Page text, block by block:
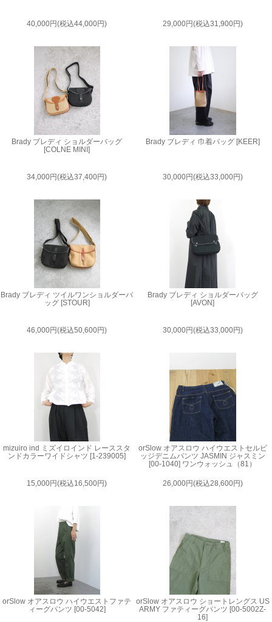
40,000円(税込44,000円) 29,000円(税込31,900円)
Brady ブレディ ショルダーバッグ
[COLNE MINI]
34,000円(税込37,400円)
Brady ブレディ 巾着バッグ [KEER]
30,000円(税込33,000円)
Brady ブレディ ツイルワンショルダーバ
ッグ [STOUR]
46,000円(税込50,600円)
Brady ブレディ ショルダーバッグ
[AVON]
30,000円(税込33,000円)
mizuiro ind ミズイロインド レーススタ
ンドカラーワイドシャツ [1-239005]
15,000円(税込16,500円)
orSlow オアスロウ ハイウエストセルビ
ッジデニムパンツ JASMIN ジャスミン
[00-1040] ワンウォッシュ（81）
26,000円(税込28,600円)
orSlow オアスロウ ハイウエストファテ
ィーグパンツ [00-5042]
orSlow オアスロウ ショートレングス US
ARMY ファティーグパンツ [00-5002Z-
16]